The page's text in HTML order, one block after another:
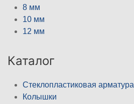
8 мм
10 мм
12 мм
Каталог
Стеклопластиковая арматура
Колышки